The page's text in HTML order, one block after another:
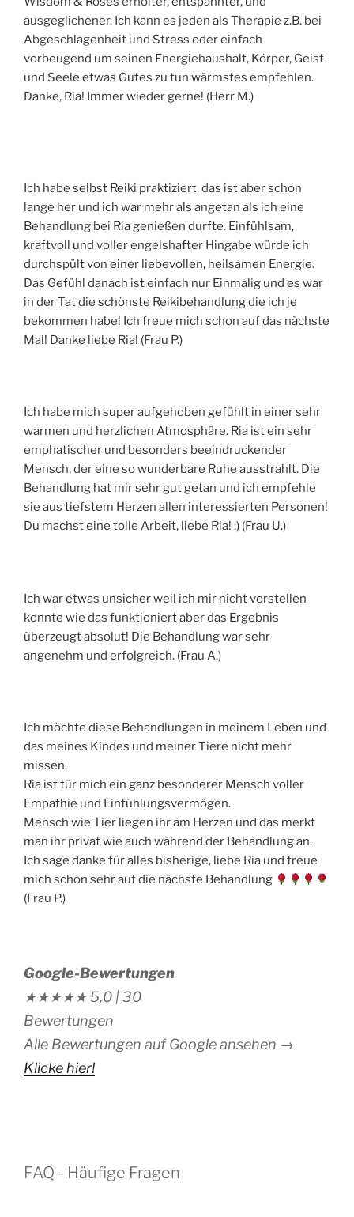
ausgeglichener. Ich kann es jeden als Therapie z.B. bei
Abgeschlagenheit und Stress oder einfach
vorbeugend um seinen Energiehaushalt, Körper, Geist
und Seele etwas Gutes zu tun wärmstes empfehlen.
Danke, Ria! Immer wieder gerne! (Herr M.)
Ich habe selbst Reiki praktiziert, das ist aber schon
lange her und ich war mehr als angetan als ich eine
Behandlung bei Ria genießen durfte. Einfühlsam,
kraftvoll und voller engelshafter Hingabe würde ich
durchspült von einer liebevollen, heilsamen Energie.
Das Gefühl danach ist einfach nur Einmalig und es war
in der Tat die schönste Reikibehandlung die ich je
bekommen habe! Ich freue mich schon auf das nächste
Mal! Danke liebe Ria! (Frau P.)
Ich habe mich super aufgehoben gefühlt in einer sehr
warmen und herzlichen Atmosphäre. Ria ist ein sehr
emphatischer und besonders beeindruckender
Mensch, der eine so wunderbare Ruhe ausstrahlt. Die
Behandlung hat mir sehr gut getan und ich empfehle
sie aus tiefstem Herzen allen interessierten Personen!
Du machst eine tolle Arbeit, liebe Ria! :) (Frau U.)
Ich war etwas unsicher weil ich mir nicht vorstellen
konnte wie das funktioniert aber das Ergebnis
überzeugt absolut! Die Behandlung war sehr
angenehm und erfolgreich. (Frau A.)
Ich möchte diese Behandlungen in meinem Leben und
das meines Kindes und meiner Tiere nicht mehr
missen.
Ria ist für mich ein ganz besonderer Mensch voller
Empathie und Einfühlungsvermögen.
Mensch wie Tier liegen ihr am Herzen und das merkt
man ihr privat wie auch während der Behandlung an.
Ich sage danke für alles bisherige, liebe Ria und freue
mich schon sehr auf die nächste Behandlung
(Frau P.)
Google-Bewertungen
★★★★★5,0 |30
Bewertungen
Alle Bewertungen auf Google ansehen →
Klicke hier!
FAQ - Häufige Fragen